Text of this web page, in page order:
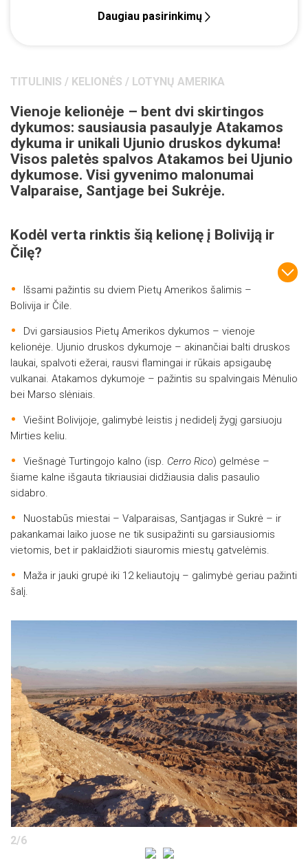
TITULINIS / KELIONĖS / LOTYNŲ AMERIKA
Vienoje kelionėje – bent dvi skirtingos
dykumos: sausiausia pasaulyje Atakamos
dykuma ir unikali Ujunio druskos dykuma!
Visos paletės spalvos Atakamos bei Ujunio
dykumose. Visi gyvenimo malonumai
Valparaise, Santjage bei Sukrėje.
Kodėl verta rinktis šią kelionę į Boliviją ir
Čilę?
Išsami pažintis su dviem Pietų Amerikos šalimis –
Bolivija ir Čile.
Dvi garsiausios Pietų Amerikos dykumos – vienoje
kelionėje. Ujunio druskos dykumoje – akinančiai balti druskos
laukai, spalvoti ežerai, rausvi flamingai ir rūkais apsigaubę
vulkanai. Atakamos dykumoje – pažintis su spalvingais Mėnulio
bei Marso slėniais.
Viešint Bolivijoje, galimybė leistis į nedidelį žygį garsiuoju
Mirties keliu.
Viešnagė Turtingojo kalno (isp. Cerro Rico) gelmėse –
šiame kalne išgauta tikriausiai didžiausia dalis pasaulio
sidabro.
Nuostabūs miestai – Valparaisas, Santjagas ir Sukrė – ir
pakankamai laiko juose ne tik susipažinti su garsiausiomis
vietomis, bet ir paklaidžioti siauromis miestų gatvelėmis.
Maža ir jauki grupė iki 12 keliautojų – galimybė geriau pažinti
šalį.
2/6
Daugiau pasirinkimų